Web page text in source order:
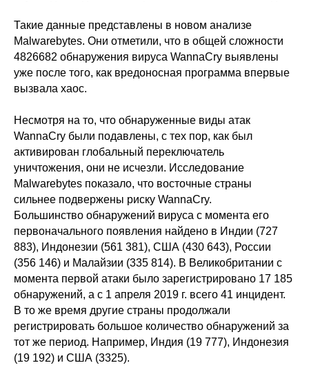
Такие данные представлены в новом анализе
Malwarebytes. Они отметили, что в общей сложности
4826682 обнаружения вируса WannaCry выявлены
уже после того, как вредоносная программа впервые
вызвала хаос.
Несмотря на то, что обнаруженные виды атак
WannaCry были подавлены, с тех пор, как был
активирован глобальный переключатель
уничтожения, они не исчезли. Исследование
Malwarebytes показало, что восточные страны
сильнее подвержены риску WannaCry.
Большинство обнаружений вируса с момента его
первоначального появления найдено в Индии (727
883), Индонезии (561 381), США (430 643), России
(356 146) и Малайзии (335 814). В Великобритании с
момента первой атаки было зарегистрировано 17 185
обнаружений, а с 1 апреля 2019 г. всего 41 инцидент.
В то же время другие страны продолжали
регистрировать большое количество обнаружений за
тот же период. Например, Индия (19 777), Индонезия
(19 192) и США (3325).